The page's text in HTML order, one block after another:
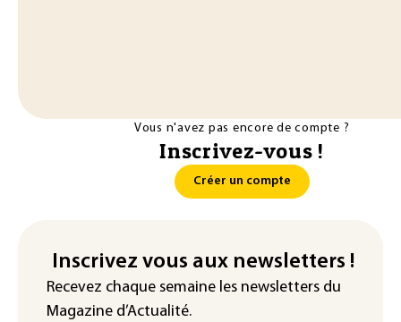
Vous n'avez pas encore de compte ?
Inscrivez-vous !
Créer un compte
Inscrivez vous aux newsletters !
Recevez chaque semaine les newsletters du
Magazine d’Actualité.